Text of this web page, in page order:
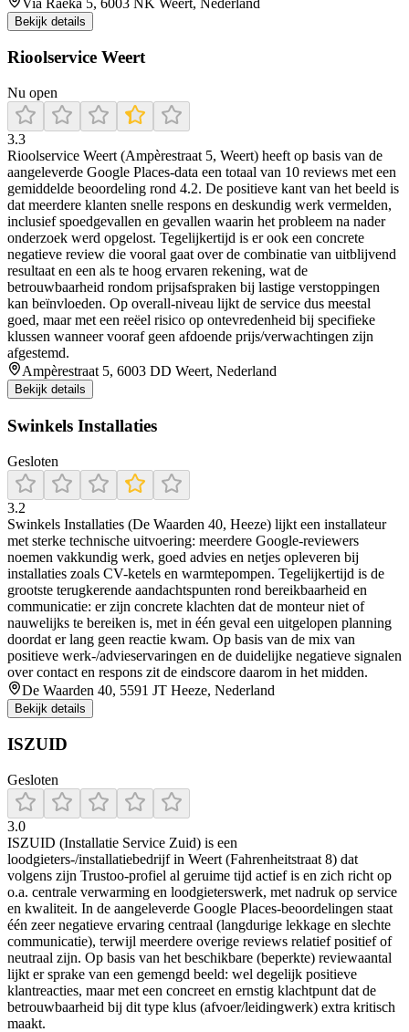
Bekijk details
Rioolservice Weert
Nu open
3.3
Rioolservice Weert (Ampèrestraat 5, Weert) heeft op basis van de
aangeleverde Google Places-data een totaal van 10 reviews met een
gemiddelde beoordeling rond 4.2. De positieve kant van het beeld is
dat meerdere klanten snelle respons en deskundig werk vermelden,
inclusief spoedgevallen en gevallen waarin het probleem na nader
onderzoek werd opgelost. Tegelijkertijd is er ook een concrete
negatieve review die vooral gaat over de combinatie van uitblijvend
resultaat en een als te hoog ervaren rekening, wat de
betrouwbaarheid rondom prijsafspraken bij lastige verstoppingen
kan beïnvloeden. Op overall-niveau lijkt de service dus meestal
goed, maar met een reëel risico op ontevredenheid bij specifieke
klussen wanneer vooraf geen afdoende prijs/verwachtingen zijn
afgestemd.
Ampèrestraat 5, 6003 DD Weert, Nederland
Bekijk details
Swinkels Installaties
Gesloten
3.2
Swinkels Installaties (De Waarden 40, Heeze) lijkt een installateur
met sterke technische uitvoering: meerdere Google-reviewers
noemen vakkundig werk, goed advies en netjes opleveren bij
installaties zoals CV-ketels en warmtepompen. Tegelijkertijd is de
grootste terugkerende aandachtspunten rond bereikbaarheid en
communicatie: er zijn concrete klachten dat de monteur niet of
nauwelijks te bereiken is, met in één geval een uitgelopen planning
doordat er lang geen reactie kwam. Op basis van de mix van
positieve werk-/advieservaringen en de duidelijke negatieve signalen
over contact en respons zit de eindscore daarom in het midden.
De Waarden 40, 5591 JT Heeze, Nederland
Bekijk details
ISZUID
Gesloten
3.0
ISZUID (Installatie Service Zuid) is een
loodgieters-/installatiebedrijf in Weert (Fahrenheitstraat 8) dat
volgens zijn Trustoo-profiel al geruime tijd actief is en zich richt op
o.a. centrale verwarming en loodgieterswerk, met nadruk op service
en kwaliteit. In de aangeleverde Google Places-beoordelingen staat
één zeer negatieve ervaring centraal (langdurige lekkage en slechte
communicatie), terwijl meerdere overige reviews relatief positief of
neutraal zijn. Op basis van het beschikbare (beperkte) reviewaantal
lijkt er sprake van een gemengd beeld: wel degelijk positieve
klantreacties, maar met een concreet en ernstig klachtpunt dat de
betrouwbaarheid bij dit type klus (afvoer/leidingwerk) extra kritisch
maakt.